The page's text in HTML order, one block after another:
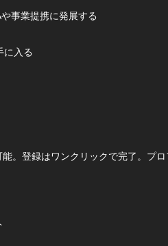
事業提携に発展する
に入る
。登録はワンクリックで完了。プ